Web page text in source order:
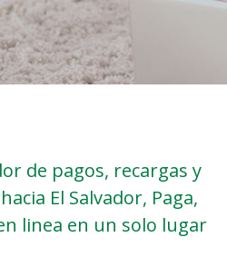
de pagos, recargas y
El Salvador, Paga,
linea en un solo lugar